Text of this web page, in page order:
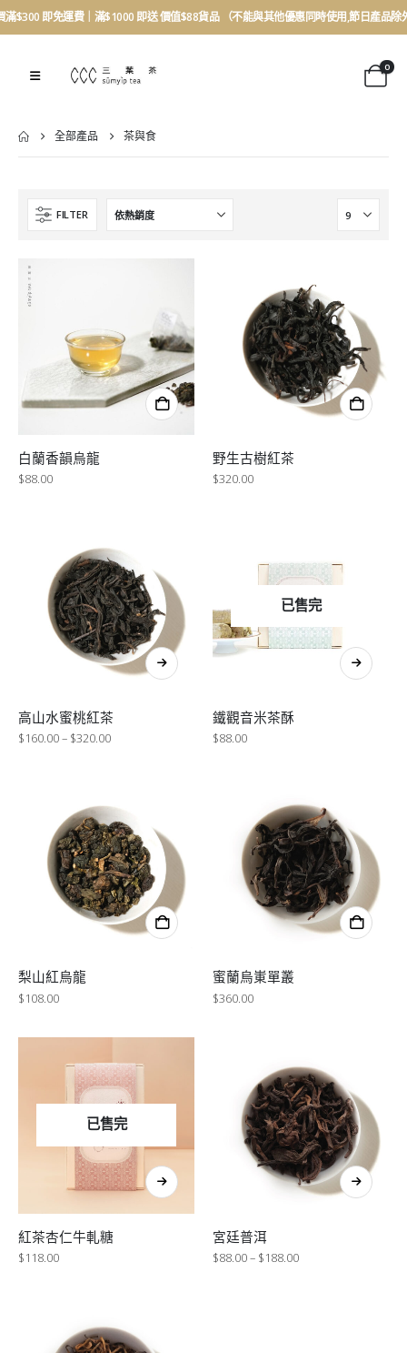
滿$300 即免運費｜滿$1000 即送 價值$88貨品 （不能與其他優惠同時使用,節日產品除
0
全部產品 茶與食
FILTER
白蘭香韻烏龍
$88.00
野生古樹紅茶
$320.00
高山水蜜桃紅茶
$160.00– $320.00
已售完
鐵觀音米茶酥
$88.00
梨山紅烏龍
$108.00
蜜蘭烏崬單叢
$360.00
已售完
紅茶杏仁牛軋糖
$118.00
宮廷普洱
$88.00– $188.00